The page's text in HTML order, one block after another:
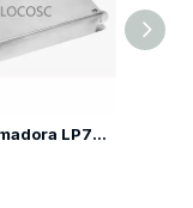
Caja sumadora LP7311